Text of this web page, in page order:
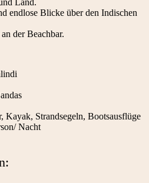
Land.
endlose Blicke über den Indischen
der Beachbar.
Kayak, Strandsegeln, Bootsausflüge
Nacht